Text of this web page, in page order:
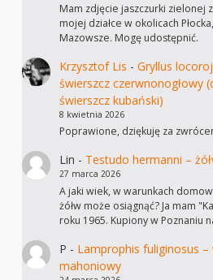
Mam zdjęcie jaszczurki zielonej
mojej działce w okolicach Płocka,
Mazowsze. Mogę udostępnić.
Krzysztof Lis - Gryllus
świerszcz czerwnonogłowy
świerszcz kubański)
8 kwietnia 2026
Poprawione, dziękuję za
Lin - Testudo hermanni –
27 marca 2026
A jaki wiek, w warunkach
żółw może osiągnąć? Ja mam
roku 1965. Kupiony w Poznaniu
P - Lamprophis fuliginosus –
mahoniowy